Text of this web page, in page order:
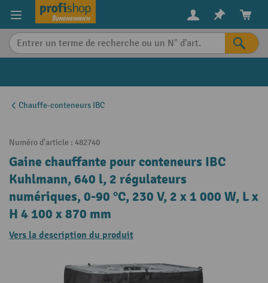
content
Chauffe-conteneurs IBC
Numéro d'article : 482740
Gaine chauffante pour conteneurs IBC
Kuhlmann, 640 l, 2 régulateurs
numériques, 0-90 ºC, 230 V, 2 x 1 000 W, L x
H 4 100 x 870 mm
Vers la description du produit